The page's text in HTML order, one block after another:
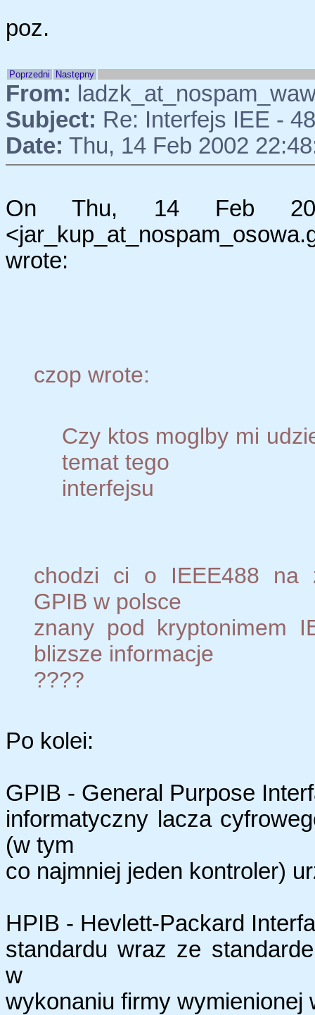
poz.
Poprzedni Następny
From:
Subject: Re: Interfejs IEE -
Date: Thu, 14 Feb 2002
On Thu, 14 Feb
wrote:
czop wrote:
Czy ktos moglby mi
temat tego
interfejsu
chodzi ci o IEEE488 na
GPIB w polsce
znany pod kryptonimem
blizsze informacje
????
Po kolei:
GPIB - General Purpose
informatyczny lacza
(w tym
co najmniej jeden kontroler)
HPIB - Hevlett-Packard
standardu wraz ze
w
wykonaniu firmy